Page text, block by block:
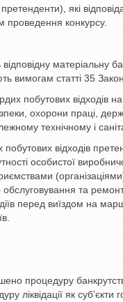
які
проведення конкурсу.
матеріальну
вимогам статті 35
побутових відходів на
охорони праці,
технічному і
відходів
особистої
обслуговування та
перед виїздом на
процедуру
ліквідації як суб’єкти